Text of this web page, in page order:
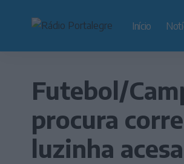
Início
Futebol/
procura
luzinha acesa